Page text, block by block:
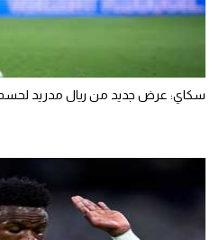
سكاي: عرض جديد من ريال مدريد